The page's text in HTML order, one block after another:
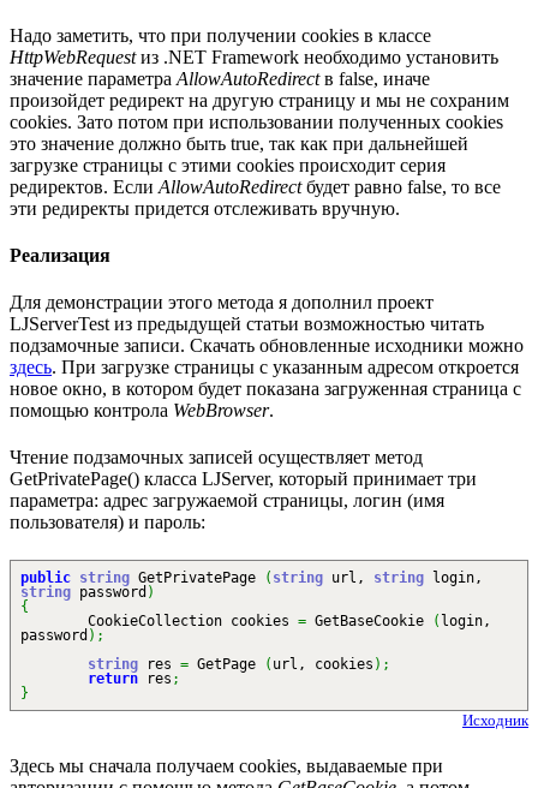
Надо заметить, что при получении cookies в классе
HttpWebRequestиз .NET Framework необходимо установить
значение параметра AllowAutoRedirectв false, иначе
произойдет редирект на другую страницу и мы не сохраним
cookies. Зато потом при использовании полученных cookies
это значение должно быть true, так как при дальнейшей
загрузке страницы с этими cookies происходит серия
редиректов. Если AllowAutoRedirectбудет равно false, то все
эти редиректы придется отслеживать вручную.
Реализация
Для демонстрации этого метода я дополнил проект
LJServerTest из предыдущей статьи возможностью читать
подзамочные записи. Скачать обновленные исходники можно
здесь. При загрузке страницы с указанным адресом откроется
новое окно, в котором будет показана загруженная страница с
помощью контрола WebBrowser.
Чтение подзамочных записей осуществляет метод
GetPrivatePage() класса LJServer, который принимает три
параметра: адрес загружаемой страницы, логин (имя
пользователя) и пароль:
public string GetPrivatePage ( string url, string login,
string password )
{
CookieCollection cookies = GetBaseCookie ( login,
password ) ;
string res = GetPage ( url, cookies ) ;
return res ;
}
Исходник
Здесь мы сначала получаем cookies, выдаваемые при